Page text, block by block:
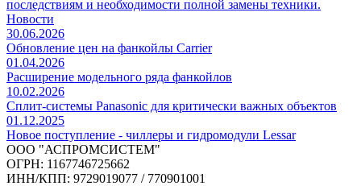
последствиям и необходимости полной замены техники.
Новости
30.06.2026
Обновление цен на фанкойлы Carrier
01.04.2026
Расширение модельного ряда фанкойлов
10.02.2026
Сплит-системы Panasonic для критически важных объектов
01.12.2025
Новое поступление - чиллеры и гидромодули Lessar
ООО "АСПРОМСИСТЕМ"
ОГРН: 1167746725662
ИНН/КПП: 9729019077 / 770901001